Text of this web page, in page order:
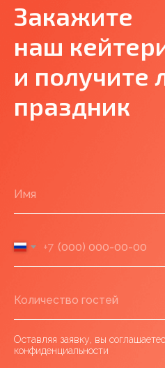
Закажите
наш
и получите
праздник
+7
Оставляя заявку, вы
конфиденциальности